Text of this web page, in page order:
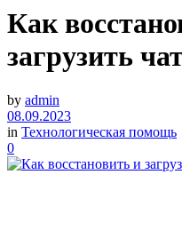
Как
загрузить
by admin
08.09.2023
in Технологическая помощь
0